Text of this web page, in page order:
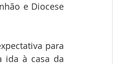
e Diocese
para
ida à casa da